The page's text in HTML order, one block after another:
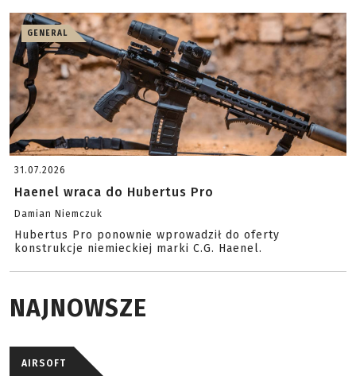
GENERAL
31.07.2026
Haenel wraca do Hubertus Pro
Damian Niemczuk
Hubertus Pro ponownie wprowadził do oferty
konstrukcje niemieckiej marki C.G. Haenel.
NAJNOWSZE
AIRSOFT